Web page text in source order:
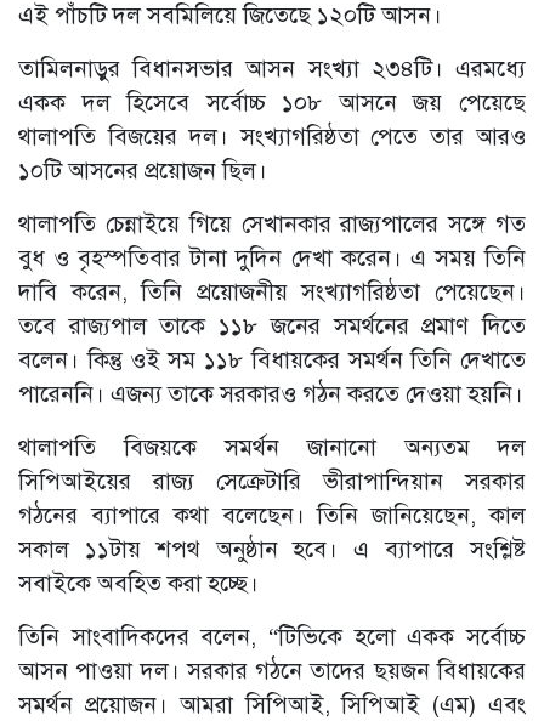
এই পাঁচটি দল সবমিলিয়ে জিতেছে ১২০টি আসন।
তামিলনাড়ুর বিধানসভার আসন সংখ্যা ২৩৪টি। এরমধ্যে
একক দল হিসেবে সর্বোচ্চ ১০৮ আসনে জয় পেয়েছে
থালাপতি বিজয়ের দল। সংখ্যাগরিষ্ঠতা পেতে তার আরও
১০টি আসনের প্রয়োজন ছিল।
থালাপতি চেন্নাইয়ে গিয়ে সেখানকার রাজ্যপালের সঙ্গে গত
বুধ ও বৃহস্পতিবার টানা দুদিন দেখা করেন। এ সময় তিনি
দাবি করেন, তিনি প্রয়োজনীয় সংখ্যাগরিষ্ঠতা পেয়েছেন।
তবে রাজ্যপাল তাকে ১১৮ জনের সমর্থনের প্রমাণ দিতে
বলেন। কিন্তু ওই সম ১১৮ বিধায়কের সমর্থন তিনি দেখাতে
পারেননি। এজন্য তাকে সরকারও গঠন করতে দেওয়া হয়নি।
থালাপতি বিজয়কে সমর্থন জানানো অন্যতম দল
সিপিআইয়ের রাজ্য সেক্রেটারি ভীরাপান্দিয়ান সরকার
গঠনের ব্যাপারে কথা বলেছেন। তিনি জানিয়েছেন, কাল
সকাল ১১টায় শপথ অনুষ্ঠান হবে। এ ব্যাপারে সংশ্লিষ্ট
সবাইকে অবহিত করা হচ্ছে।
তিনি সাংবাদিকদের বলেন, “টিভিকে হলো একক সর্বোচ্চ
আসন পাওয়া দল। সরকার গঠনে তাদের ছয়জন বিধায়কের
সমর্থন প্রয়োজন। আমরা সিপিআই, সিপিআই (এম) এবং